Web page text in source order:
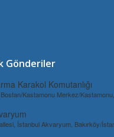
Gönderiler
Karakol Komutanlığı
Kastamonu Merkez/
İstanbul Akvaryum, Bakırköy/